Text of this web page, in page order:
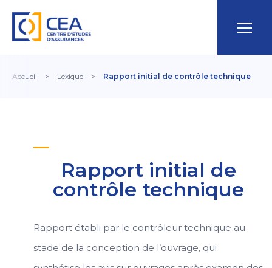
Accueil > Lexique > Rapport initial de contrôle technique
Rapport initial de
contrôle technique
Rapport établi par le contrôleur technique au
stade de la conception de l’ouvrage, qui